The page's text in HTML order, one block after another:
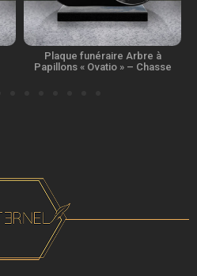
Plaque funéraire Double coeur
« Gemini » – Chaton